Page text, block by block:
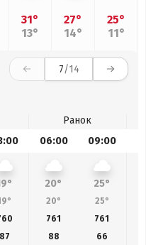
31°
13°
27°
14°
25°
11°
7/14
Ранок
06:00 09:00
20° 25°
20° 25°
761 761
87 88 66